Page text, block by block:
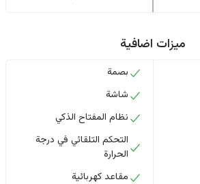
ميزات اضافية
بصمة
شاشة
نظام المفتاح الذكي
التحكم التلقائي في درجة
الحرارة
مقاعد كهربائية